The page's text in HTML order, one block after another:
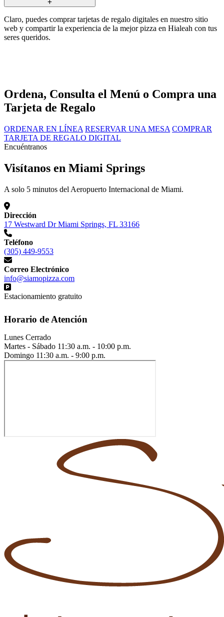
Claro, puedes comprar tarjetas de regalo digitales en nuestro sitio
web y compartir la experiencia de la mejor pizza en Hialeah con tus
seres queridos.
Ordena, Consulta el Menú o Compra una
Tarjeta de Regalo
ORDENAR EN LÍNEA RESERVAR UNA MESA COMPRAR
TARJETA DE REGALO DIGITAL
Encuéntranos
Visítanos en Miami Springs
A solo 5 minutos del Aeropuerto Internacional de Miami.
Dirección
17 Westward Dr Miami Springs, FL 33166
Teléfono
(305) 449-9553
Correo Electrónico
info@siamopizza.com
Estacionamiento gratuito
Horario de Atención
Lunes Cerrado
Martes - Sábado 11:30 a.m. - 10:00 p.m.
Domingo 11:30 a.m. - 9:00 p.m.